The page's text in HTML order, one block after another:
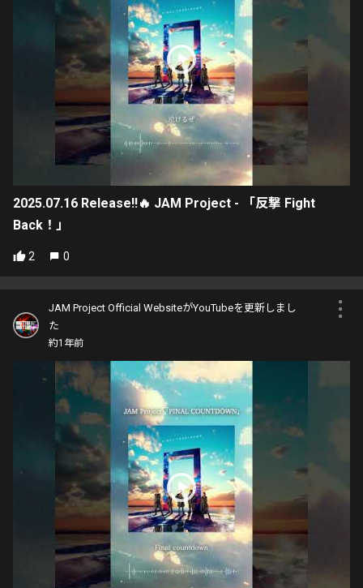
2025.07.16 Release!!🔥 JAM Project - 「反撃 Fight
Back！」
2 0
JAM Project Official WebsiteがYouTubeを更新しまし
た
約1年前